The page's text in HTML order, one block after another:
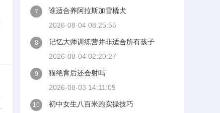
7
谁适合养阿拉斯加雪橇犬
2026-08-04 08:25:55
8
记忆大师训练营并非适合所有孩子
2026-08-04 02:20:27
9
猫绝育后还会射吗
2026-08-03 14:11:09
10
初中女生八百米跑实操技巧